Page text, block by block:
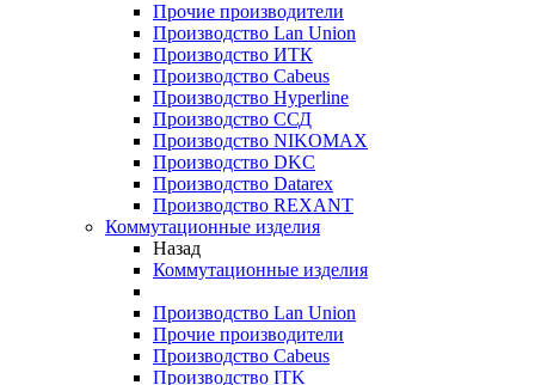
Прочие производители
Производство Lan Union
Производство ИТК
Производство Cabeus
Производство Hyperline
Производство ССД
Производство NIKOMAX
Производство DKC
Производство Datarex
Производство REXANT
Коммутационные изделия
Назад
Коммутационные изделия
Производство Lan Union
Прочие производители
Производство Cabeus
Производство ITK